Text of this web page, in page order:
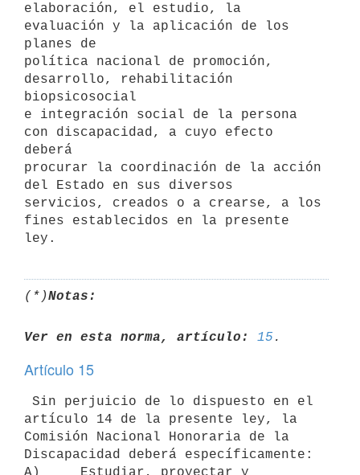
elaboración, el estudio, la
evaluación y la aplicación de los
planes de
política nacional de promoción,
desarrollo, rehabilitación
biopsicosocial
e integración social de la persona
con discapacidad, a cuyo efecto
deberá
procurar la coordinación de la acción
del Estado en sus diversos
servicios, creados o a crearse, a los
fines establecidos en la presente
(*)Notas:
Ver en esta norma, artículo: 15
Artículo 15
artículo 14 de la presente ley, la
Comisión Nacional Honoraria de la
Discapacidad deberá específicamente: